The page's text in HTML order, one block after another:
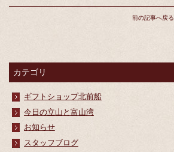
前の記事へ戻る
カテゴリ
ギフトショップ北前船
今日の立山と富山湾
お知らせ
スタッフブログ